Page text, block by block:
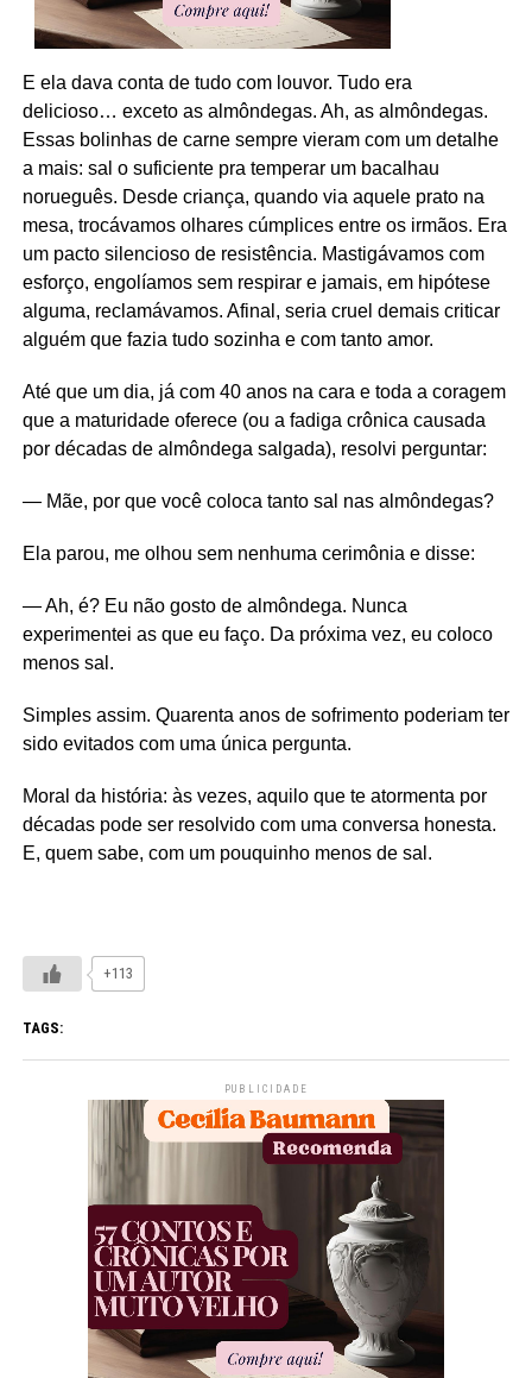
E ela dava conta de tudo com louvor. Tudo era
delicioso… exceto as almôndegas. Ah, as almôndegas.
Essas bolinhas de carne sempre vieram com um detalhe
a mais: sal o suficiente pra temperar um bacalhau
norueguês. Desde criança, quando via aquele prato na
mesa, trocávamos olhares cúmplices entre os irmãos. Era
um pacto silencioso de resistência. Mastigávamos com
esforço, engolíamos sem respirar e jamais, em hipótese
alguma, reclamávamos. Afinal, seria cruel demais criticar
alguém que fazia tudo sozinha e com tanto amor.
Até que um dia, já com 40 anos na cara e toda a coragem
que a maturidade oferece (ou a fadiga crônica causada
por décadas de almôndega salgada), resolvi perguntar:
— Mãe, por que você coloca tanto sal nas almôndegas?
Ela parou, me olhou sem nenhuma cerimônia e disse:
— Ah, é? Eu não gosto de almôndega. Nunca
experimentei as que eu faço. Da próxima vez, eu coloco
menos sal.
Simples assim. Quarenta anos de sofrimento poderiam ter
sido evitados com uma única pergunta.
Moral da história: às vezes, aquilo que te atormenta por
décadas pode ser resolvido com uma conversa honesta.
E, quem sabe, com um pouquinho menos de sal.
+113
TAGS:
PUBLICIDADE